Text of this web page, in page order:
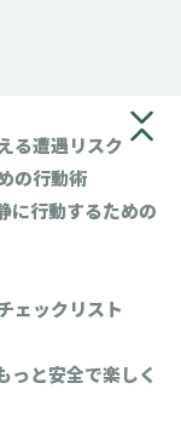
る遭遇リスク
の行動術
に行動するための
ェックリスト
っと安全で楽しく